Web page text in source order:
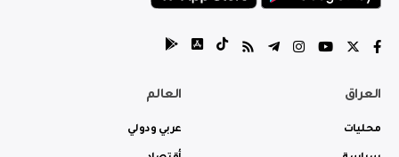
العراق
محليات
العالم
عربي ودولي